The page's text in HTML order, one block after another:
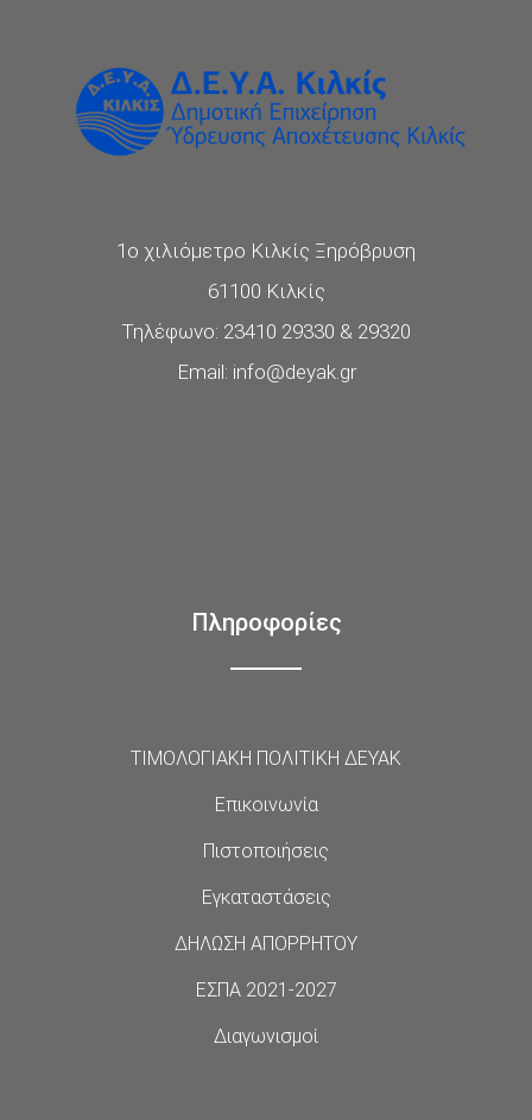
1ο χιλιόμετρο Κιλκίς Ξηρόβρυση
61100 Κιλκίς
Τηλέφωνο: 23410 29330 & 29320
Email: info@deyak.gr
Πληροφορίες
ΤΙΜΟΛΟΓΙΑΚΗ ΠΟΛΙΤΙΚΗ ΔΕΥΑΚ
Επικοινωνία
Πιστοποιήσεις
Εγκαταστάσεις
ΔΗΛΩΣΗ ΑΠΟΡΡΗΤΟΥ
ΕΣΠΑ 2021-2027
Διαγωνισμοί